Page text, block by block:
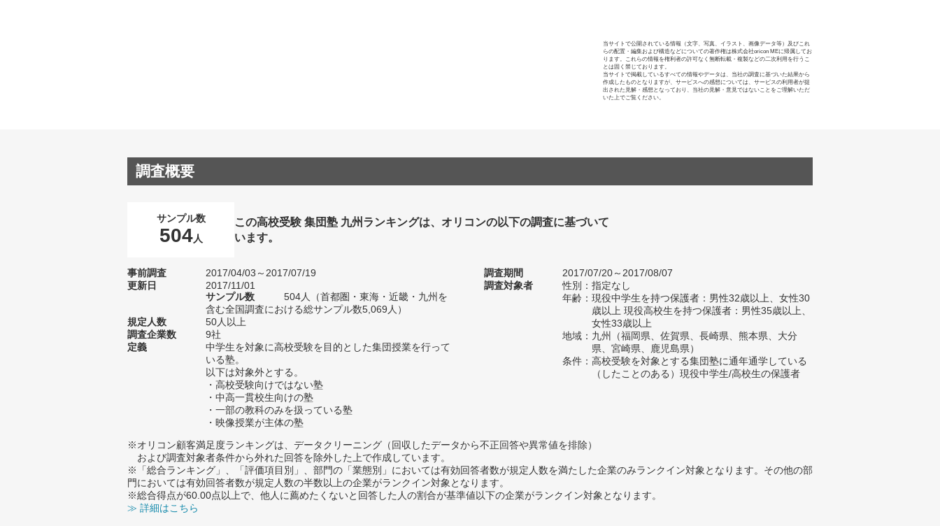
当サイトで公開されている情報（文字、写真、イラスト、画像データ等）及びこれ
らの配置・編集および構造などについての著作権は株式会社oricon MEに帰属してお
ります。これらの情報を権利者の許可なく無断転載・複製などの二次利用を行うこ
とは固く禁じております。
当サイトで掲載しているすべての情報やデータは、当社の調査に基づいた結果から
作成したものとなりますが、サービスへの感想については、サービスの利用者が提
出された見解・感想となっており、当社の見解・意見ではないことをご理解いただ
いた上でご覧ください。
調査概要
サンプル数
504人
この高校受験 集団塾 九州ランキングは、オリコンの以下の調査に基づいて
います。
事前調査
2017/04/03～2017/07/19
更新日
2017/11/01
サンプル数
504人（首都圏・東海・近畿・九州を
含む全国調査における総サンプル数5,069人）
規定人数
50人以上
調査企業数
9社
定義
中学生を対象に高校受験を目的とした集団授業を行って
いる塾。
以下は対象外とする。
・高校受験向けではない塾
・中高一貫校生向けの塾
・一部の教科のみを扱っている塾
・映像授業が主体の塾
調査期間
2017/07/20～2017/08/07
調査対象者
性別：指定なし
年齢：現役中学生を持つ保護者：男性32歳以上、女性30
歳以上 現役高校生を持つ保護者：男性35歳以上、
女性33歳以上
地域：九州（福岡県、佐賀県、長崎県、熊本県、大分
県、宮崎県、鹿児島県）
条件：高校受験を対象とする集団塾に通年通学している
（したことのある）現役中学生/高校生の保護者
※オリコン顧客満足度ランキングは、データクリーニング（回収したデータから不正回答や異常値を排除）
および調査対象者条件から外れた回答を除外した上で作成しています。
※「総合ランキング」、「評価項目別」、部門の「業態別」においては有効回答者数が規定人数を満たした企業のみランクイン対象となります。その他の部
門においては有効回答者数が規定人数の半数以上の企業がランクイン対象となります。
※総合得点が60.00点以上で、他人に薦めたくないと回答した人の割合が基準値以下の企業がランクイン対象となります。
≫ 詳細はこちら